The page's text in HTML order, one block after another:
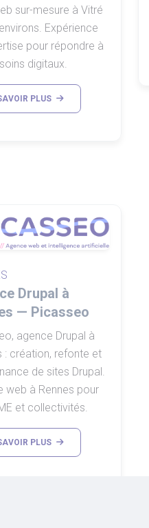
sur-mesure à Vitré
Expérience
pour répondre à
digitaux.
PLUS
Drupal à
— Picasseo
agence Drupal à
: création, refonte et
de sites Drupal.
web à Rennes pour
et collectivités.
PLUS